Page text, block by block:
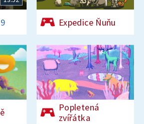
Expedice Ňuňu
Popletená
zvířátka